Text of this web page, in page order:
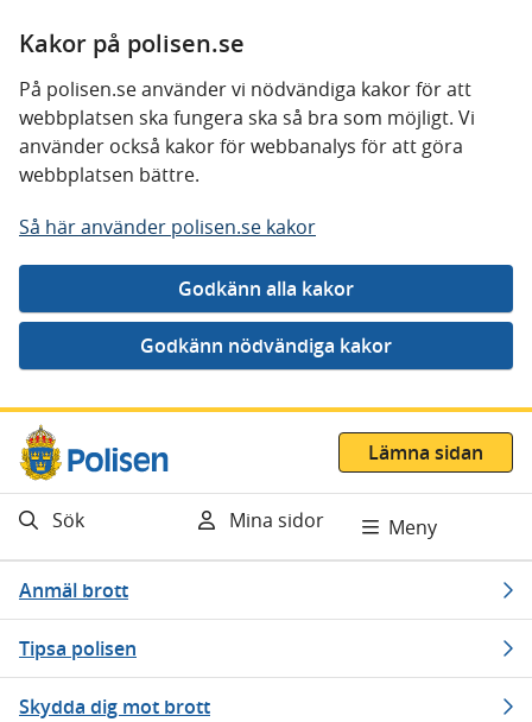
Kakor på polisen.se
På polisen.se använder vi nödvändiga kakor för att
webbplatsen ska fungera ska så bra som möjligt. Vi
använder också kakor för webbanalys för att göra
webbplatsen bättre.
Så här använder polisen.se kakor
Gå direkt till innehåll
Lämna sidan
Sök Mina sidor Meny
Anmäl brott
Tipsa polisen
Skydda dig mot brott